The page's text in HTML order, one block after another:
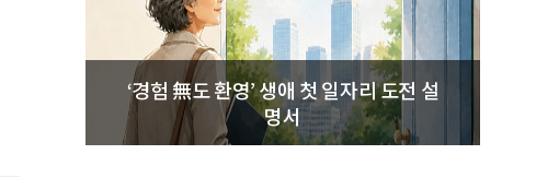
‘경험 無도 환영’ 생애 첫 일자리 도전 설
명서